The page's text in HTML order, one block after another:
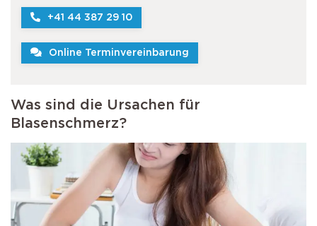
+41 44 387 29 10
Online Terminvereinbarung
Was sind die Ursachen für
Blasenschmerz?